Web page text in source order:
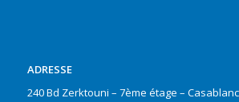
ADRESSE
240 Bd Zerktouni – 7ème étage –